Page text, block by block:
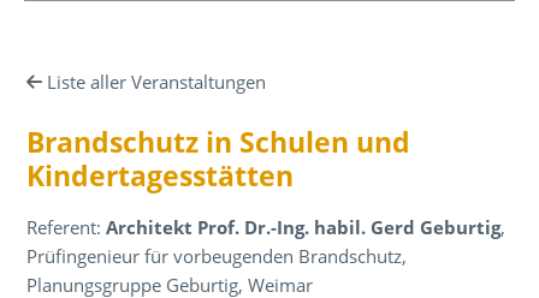
Liste aller Veranstaltungen
Brandschutz in Schulen und
Kindertagesstätten
Referent:Architekt Prof. Dr.-Ing. habil. Gerd Geburtig,
Prüfingenieur für vorbeugenden Brandschutz,
Planungsgruppe Geburtig, Weimar